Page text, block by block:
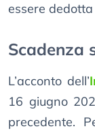
essere
Scadenza
L’acconto dell’
16 giugno
precedente.